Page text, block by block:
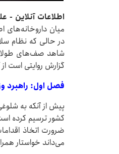
اطلاعات آنلاین -
میان
در حالی که نظام
شاهد صف‌های
گزارش روایتی است
فصل اول: راهبرد
پیش از آنکه به
کشور ترسیم کرده
ضرورت اتخاذ
می‌داند خواستار